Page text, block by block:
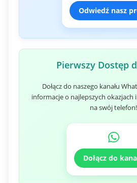
Odwiedź nasz
Pierwszy Dostęp
Dołącz do naszego kanału
informacje o najlepszych okazjach
na swój telefon!
Dołącz do